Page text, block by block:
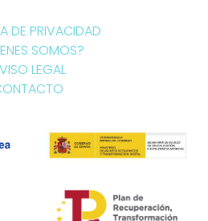
DE PRIVACIDAD
SOMOS?
LEGAL